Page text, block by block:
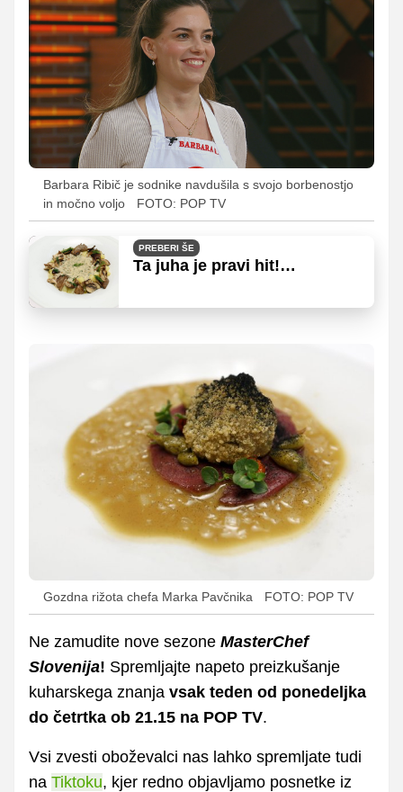
Barbara Ribič je sodnike navdušila s svojo borbenostjo
in močno voljo
FOTO: POP TV
PREBERI ŠE
Ta juha je pravi hit!
Gozdna rižota chefa Marka Pavčnika FOTO: POP TV
Ne zamudite nove sezone MasterChef
Slovenija! Spremljajte napeto preizkušanje
kuharskega znanja vsak teden od ponedeljka
do četrtka ob 21.15 na POP TV.
Vsi zvesti oboževalci nas lahko spremljate tudi
na Tiktoku, kjer redno objavljamo posnetke iz